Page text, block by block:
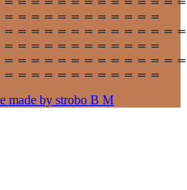
made by strobo B M